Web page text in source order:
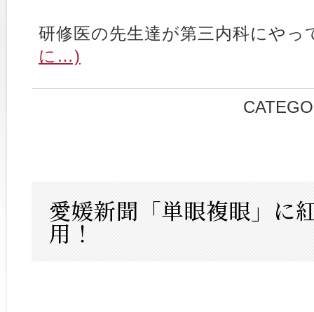
研修医の先生達が第三内科にや
に…)
愛媛新聞「単眼複眼」に
用！